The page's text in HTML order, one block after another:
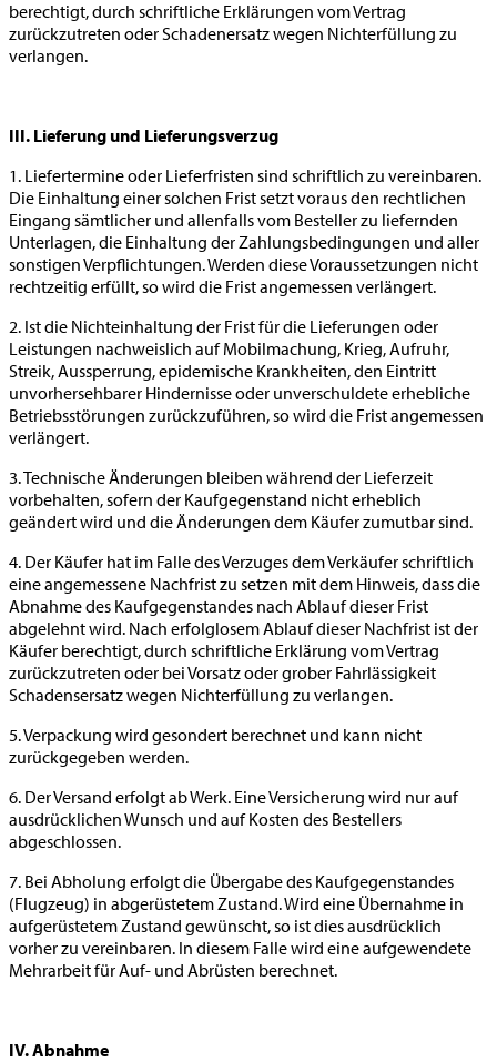
berechtigt, durch schriftliche Erklärungen vom Vertrag
zurückzutreten oder Schadenersatz wegen Nichterfüllung zu
verlangen.
III. Lieferung und Lieferungsverzug
1. Liefertermine oder Lieferfristen sind schriftlich zu vereinbaren.
Die Einhaltung einer solchen Frist setzt voraus den rechtlichen
Eingang sämtlicher und allenfalls vom Besteller zu liefernden
Unterlagen, die Einhaltung der Zahlungsbedingungen und aller
sonstigen Verpflichtungen. Werden diese Voraussetzungen nicht
rechtzeitig erfüllt, so wird die Frist angemessen verlängert.
2. Ist die Nichteinhaltung der Frist für die Lieferungen oder
Leistungen nachweislich auf Mobilmachung, Krieg, Aufruhr,
Streik, Aussperrung, epidemische Krankheiten, den Eintritt
unvorhersehbarer Hindernisse oder unverschuldete erhebliche
Betriebsstörungen zurückzuführen, so wird die Frist angemessen
verlängert.
3. Technische Änderungen bleiben während der Lieferzeit
vorbehalten, sofern der Kaufgegenstand nicht erheblich
geändert wird und die Änderungen dem Käufer zumutbar sind.
4. Der Käufer hat im Falle des Verzuges dem Verkäufer schriftlich
eine angemessene Nachfrist zu setzen mit dem Hinweis, dass die
Abnahme des Kaufgegenstandes nach Ablauf dieser Frist
abgelehnt wird. Nach erfolglosem Ablauf dieser Nachfrist ist der
Käufer berechtigt, durch schriftliche Erklärung vom Vertrag
zurückzutreten oder bei Vorsatz oder grober Fahrlässigkeit
Schadensersatz wegen Nichterfüllung zu verlangen.
5. Verpackung wird gesondert berechnet und kann nicht
zurückgegeben werden.
6. Der Versand erfolgt ab Werk. Eine Versicherung wird nur auf
ausdrücklichen Wunsch und auf Kosten des Bestellers
abgeschlossen.
7. Bei Abholung erfolgt die Übergabe des Kaufgegenstandes
(Flugzeug) in abgerüstetem Zustand. Wird eine Übernahme in
aufgerüstetem Zustand gewünscht, so ist dies ausdrücklich
vorher zu vereinbaren. In diesem Falle wird eine aufgewendete
Mehrarbeit für Auf- und Abrüsten berechnet.
IV. Abnahme